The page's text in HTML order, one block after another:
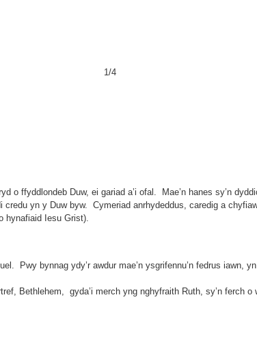
1/4
o ffyddlondeb Duw, ei gariad a’i ofal. Mae’n hanes sy’n
yn y Duw byw. Cymeriad anrhydeddus, caredig a
hynafiaid Iesu Grist).
Pwy bynnag ydy’r awdur mae’n ysgrifennu’n fedrus iawn,
Bethlehem, gyda’i merch yng nghyfraith Ruth, sy’n ferch